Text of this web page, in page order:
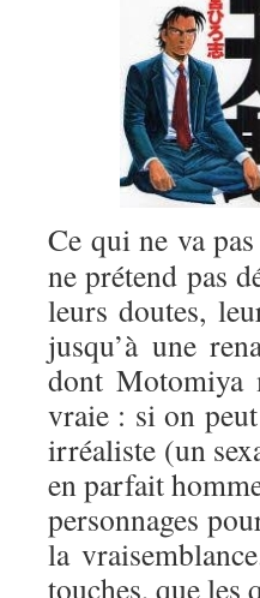
Ce qui ne va
ne prétend pas
leurs doutes,
jusqu’à une
dont Motomiya
vraie : si on
irréaliste (un
en parfait
personnages
la
touches, que les